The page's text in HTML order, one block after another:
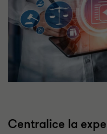
Centralice la